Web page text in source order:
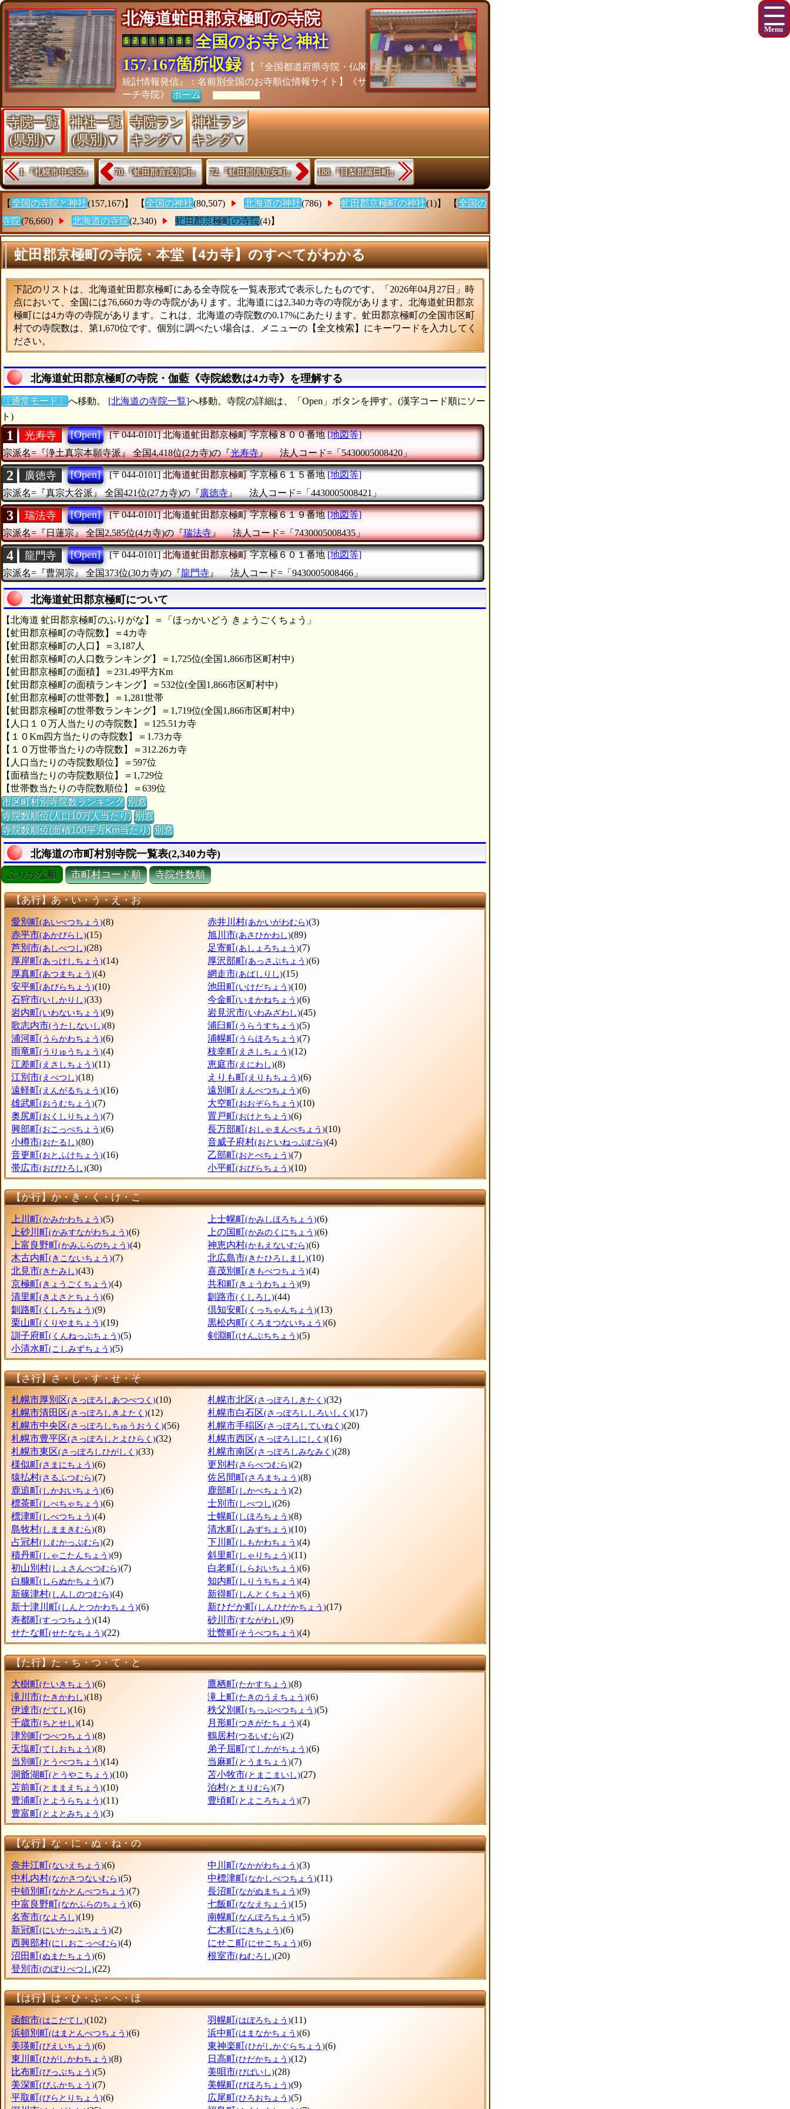
北海道虻田郡京極町の寺院
全国のお寺と神社
157,167箇所収録
【『全国都道府県寺院・仏閣
統計情報発信』：名前別全国のお寺順位情報サイト】《サ
ーチ寺院》ホーム [As of 26/07/28]
寺院一覧
(県別)▼
神社一覧
(県別)▼
寺院ラン
キング▼
神社ラン
キング▼
1.『札幌市中央区』 70.『虻田郡喜茂別町』 72.『虻田郡倶知安町』 188.『目梨郡羅臼町』
【 全国の寺院と神社(157,167)】 【 全国の神社(80,507) 北海道の神社(786) 虻田郡京極町の神社(1)】 【 全国の
寺院(76,660) 北海道の寺院(2,340) 虻田郡京極町の寺院(4)】
虻田郡京極町の寺院・本堂【4カ寺】のすべてがわかる
下記のリストは、北海道虻田郡京極町にある全寺院を一覧表形式で表示したものです。「2026年04月27日」時
点において、全国には76,660カ寺の寺院があります。北海道には2,340カ寺の寺院があります。北海道虻田郡京
極町には4カ寺の寺院があります。これは、北海道の寺院数の0.17%にあたります。虻田郡京極町の全国市区町
村での寺院数は、第1,670位です。個別に調べたい場合は、メニューの【全文検索】にキーワードを入力してく
ださい。
北海道虻田郡京極町の寺院・伽藍《寺院総数は4カ寺》を理解する
〔通常モード〕 へ移動。 [北海道の寺院一覧]へ移動。寺院の詳細は、「Open」ボタンを押す。(漢字コード順にソー
ト)
1 光寿寺 [Open] [〒044-0101] 北海道虻田郡京極町字京極８００番地 [地図等]
宗派名=『浄土真宗本願寺派』 全国4,418位(2カ寺)の『光寿寺』 法人コード=「5430005008420」
2 廣徳寺 [Open] [〒044-0101] 北海道虻田郡京極町字京極６１５番地 [地図等]
宗派名=『真宗大谷派』
全国421位(27カ寺)の『廣徳寺 』 法人コード=「4430005008421」
3 瑞法寺 [Open] [〒044-0101] 北海道虻田郡京極町字京極６１９番地 [地図等]
宗派名=『日蓮宗』 全国2,585位(4カ寺)の『瑞法寺』 法人コード=「7430005008435」
4 龍門寺 [Open] [〒044-0101] 北海道虻田郡京極町字京極６０１番地 [地図等]
宗派名=『曹洞宗』
全国373位(30カ寺)の『龍門寺 』 法人コード=「9430005008466」
北海道虻田郡京極町について
【北海道 虻田郡京極町のふりがな】＝「ほっかいどう きょうごくちょう」
【虻田郡京極町の寺院数】＝4カ寺
【虻田郡京極町の人口】＝3,187人
【虻田郡京極町の人口数ランキング】＝1,725位(全国1,866市区町村中)
【虻田郡京極町の面積】＝231.49平方Km
【虻田郡京極町の面積ランキング】＝532位(全国1,866市区町村中)
【虻田郡京極町の世帯数】＝1,281世帯
【虻田郡京極町の世帯数ランキング】＝1,719位(全国1,866市区町村中)
【人口１０万人当たりの寺院数】＝125.51カ寺
【１０Km四方当たりの寺院数】＝1.73カ寺
【１０万世帯当たりの寺院数】＝312.26カ寺
【人口当たりの寺院数順位】＝597位
【面積当たりの寺院数順位】＝1,729位
【世帯数当たりの寺院数順位】＝639位
市区町村別寺院数ランキング 別窓
寺院数順位(人口10万人当たり) 別窓
寺院数順位(面積100平方Km当たり) 別窓
北海道の市町村別寺院一覧表(2,340カ寺)
ぶりがな順 市町村コード順 寺院件数順
【あ行】あ・い・う・え・お
愛別町(あいべつちょう)(8) 赤井川村(あかいがわむら)(3)
赤平市(あかびらし)(15) 旭川市(あさひかわし)(89)
芦別市(あしべつし)(28) 足寄町(あしょろちょう)(7)
厚岸町(あっけしちょう)(14) 厚沢部町(あっさぶちょう)(6)
厚真町(あつまちょう)(4) 網走市(あばしりし)(15)
安平町(あびらちょう)(10) 池田町(いけだちょう)(10)
石狩市(いしかりし)(33) 今金町(いまかねちょう)(6)
岩内町(いわないちょう)(9) 岩見沢市(いわみざわし)(45)
歌志内市(うたしないし)(8) 浦臼町(うらうすちょう)(5)
浦河町(うらかわちょう)(6) 浦幌町(うらほろちょう)(7)
雨竜町(うりゅうちょう)(4) 枝幸町(えさしちょう)(12)
江差町(えさしちょう)(11) 恵庭市(えにわし)(8)
江別市(えべつし)(18) えりも町(えりもちょう)(6)
遠軽町(えんがるちょう)(16) 遠別町(えんべつちょう)(6)
雄武町(おうむちょう)(7) 大空町(おおぞらちょう)(10)
奥尻町(おくしりちょう)(7) 置戸町(おけとちょう)(6)
興部町(おこっぺちょう)(6) 長万部町(おしゃまんべちょう)(10)
小樽市(おたるし)(80) 音威子府村(おといねっぷむら)(4)
音更町(おとふけちょう)(16) 乙部町(おとべちょう)(7)
帯広市(おびひろし)(30) 小平町(おびらちょう)(10)
【か行】か・き・く・け・こ
上川町(かみかわちょう)(5) 上士幌町(かみしほろちょう)(6)
上砂川町(かみすながわちょう)(6) 上の国町(かみのくにちょう)(6)
上富良野町(かみふらのちょう)(4) 神恵内村(かもえないむら)(6)
木古内町(きこないちょう)(7) 北広島市(きたひろしまし)(10)
北見市(きたみし)(43) 喜茂別町(きもべつちょう)(4)
京極町(きょうごくちょう)(4) 共和町(きょうわちょう)(9)
清里町(きよさとちょう)(6) 釧路市(くしろし)(44)
釧路町(くしろちょう)(9) 倶知安町(くっちゃんちょう)(13)
栗山町(くりやまちょう)(19) 黒松内町(くろまつないちょう)(6)
訓子府町(くんねっぷちょう)(5) 剣淵町(けんぶちちょう)(5)
小清水町(こしみずちょう)(5)
【さ行】さ・し・す・せ・そ
札幌市厚別区(さっぽろしあつべつく)(10) 札幌市北区(さっぽろしきたく)(32)
札幌市清田区(さっぽろしきよたく)(12) 札幌市白石区(さっぽろししろいしく)(17)
札幌市中央区(さっぽろしちゅうおうく)(56) 札幌市手稲区(さっぽろしていねく)(20)
札幌市豊平区(さっぽろしとよひらく)(32) 札幌市西区(さっぽろしにしく)(16)
札幌市東区(さっぽろしひがしく)(33) 札幌市南区(さっぽろしみなみく)(28)
様似町(さまにちょう)(6) 更別村(さらべつむら)(2)
猿払村(さるふつむら)(7) 佐呂間町(さろまちょう)(8)
鹿追町(しかおいちょう)(6) 鹿部町(しかべちょう)(2)
標茶町(しべちゃちょう)(6) 士別市(しべつし)(26)
標津町(しべつちょう)(4) 士幌町(しほろちょう)(8)
島牧村(しままきむら)(8) 清水町(しみずちょう)(10)
占冠村(しむかっぷむら)(2) 下川町(しもかわちょう)(4)
積丹町(しゃこたんちょう)(9) 斜里町(しゃりちょう)(11)
初山別村(しょさんべつむら)(7) 白老町(しらおいちょう)(6)
白糠町(しらぬかちょう)(7) 知内町(しりうちちょう)(4)
新篠津村(しんしのつむら)(4) 新得町(しんとくちょう)(6)
新十津川町(しんとつかわちょう)(6) 新ひだか町(しんひだかちょう)(17)
寿都町(すっつちょう)(14) 砂川市(すながわし)(9)
せたな町(せたなちょう)(22) 壮瞥町(そうべつちょう)(4)
【た行】た・ち・つ・て・と
大樹町(たいきちょう)(6) 鷹栖町(たかすちょう)(8)
滝川市(たきかわし)(18) 滝上町(たきのうえちょう)(6)
伊達市(だてし)(16) 秩父別町(ちっぷべつちょう)(5)
千歳市(ちとせし)(14) 月形町(つきがたちょう)(4)
津別町(つべつちょう)(8) 鶴居村(つるいむら)(2)
天塩町(てしおちょう)(8) 弟子屈町(てしかがちょう)(6)
当別町(とうべつちょう)(14) 当麻町(とうまちょう)(7)
洞爺湖町(とうやこちょう)(10) 苫小牧市(とまこまいし)(27)
苫前町(とままえちょう)(10) 泊村(とまりむら)(7)
豊浦町(とようらちょう)(11) 豊頃町(とよころちょう)(7)
豊富町(とよとみちょう)(3)
【な行】な・に・ぬ・ね・の
奈井江町(ないえちょう)(6) 中川町(なかがわちょう)(3)
中札内村(なかさつないむら)(5) 中標津町(なかしべつちょう)(11)
中頓別町(なかとんべつちょう)(7) 長沼町(ながぬまちょう)(9)
中富良野町(なかふらのちょう)(6) 七飯町(ななえちょう)(15)
名寄市(なよろし)(19) 南幌町(なんぽろちょう)(5)
新冠町(にいかっぷちょう)(2) 仁木町(にきちょう)(6)
西興部村(にしおこっぺむら)(4) にせこ町(にせこちょう)(6)
沼田町(ぬまたちょう)(6) 根室市(ねむろし)(20)
登別市(のぼりべつし)(22)
【は行】は・ひ・ふ・へ・ほ
函館市(はこだてし)(102) 羽幌町(はぼろちょう)(11)
浜頓別町(はまとんべつちょう)(6) 浜中町(はまなかちょう)(6)
美瑛町(びえいちょう)(6) 東神楽町(ひがしかぐらちょう)(6)
東川町(ひがしかわちょう)(8) 日高町(ひだかちょう)(12)
比布町(ぴっぷちょう)(5) 美唄市(びばいし)(28)
美深町(びふかちょう)(7) 美幌町(びほろちょう)(9)
平取町(びらとりちょう)(6) 広尾町(ひろおちょう)(5)